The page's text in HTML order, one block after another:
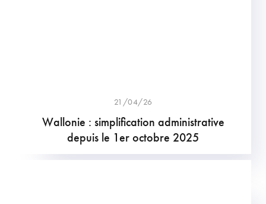
21/04/26
Wallonie : simplification administrative
depuis le 1er octobre 2025